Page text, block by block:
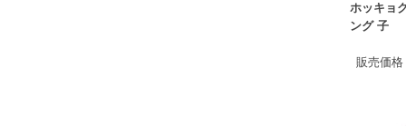
ホッキョ
ング 子
販売価格